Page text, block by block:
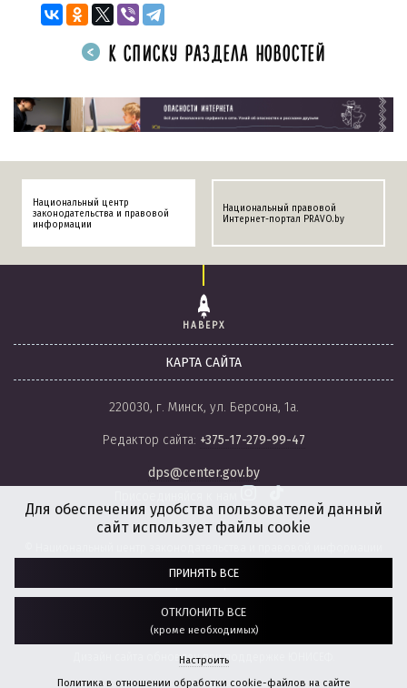
К СПИСКУ РАЗДЕЛА НОВОСТЕЙ
Национальный центр
законодательства и правовой
информации
Национальный правовой
Интернет-портал PRAVO.by
НАВЕРХ
КАРТА САЙТА
220030, г. Минск, ул. Берсона, 1а.
Редактор сайта: +375-17-279-99-47
dps@center.gov.by
Республики Беларусь, 2008-2026.
Разработка сайта: агентство
“ГЕНШТАБ”
Дизайн сайта обновлен при поддержке ЮНИСЕФ.
Для обеспечения удобства пользователей данный
сайт использует файлы cookie
ПРИНЯТЬ ВСЕ
ОТКЛОНИТЬ ВСЕ
(кроме необходимых)
Настроить
Политика в отношении обработки cookie-файлов на сайте